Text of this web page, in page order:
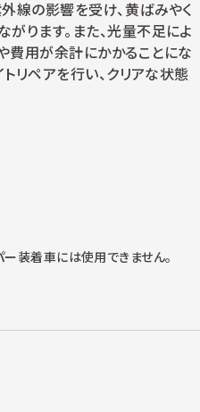
線の影響を受け、黄ばみやく
ります。また、光量不足によ
費用が余計にかかることにな
トリペアを行い、クリアな状態
ー装着車には使用できません。